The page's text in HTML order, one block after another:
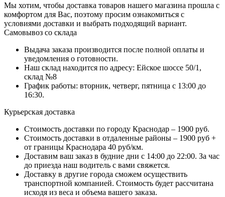
Мы хотим, чтобы доставка товаров нашего магазина прошла с
комфортом для Вас, поэтому просим ознакомиться с
условиями доставки и выбрать подходящий вариант.
Самовывоз со склада
Выдача заказа производится после полной оплаты и
уведомления о готовности.
Наш склад находится по адресу: Ейское шоссе 50/1,
склад №8
График работы: вторник, четверг, пятница с 13:00 до
16:30.
Курьерская доставка
Стоимость доставки по городу Краснодар – 1900 руб.
Стоимость доставки в отдаленные районы – 1900 руб +
от границы Краснодара 40 руб/км.
Доставим ваш заказ в будние дни с 14:00 до 22:00. За час
до приезда наш водитель с вами свяжется.
Доставку в другие города сможем осуществить
транспортной компанией. Стоимость будет рассчитана
исходя из веса и объема вашего заказа.